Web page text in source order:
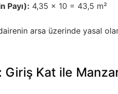
Payı): 4,35 x 10 = 43,5 m²
arsa üzerinde yasal
Kat ile